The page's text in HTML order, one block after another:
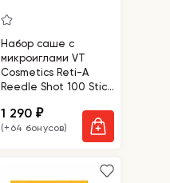
Набор саше с
микроиглами VT
Cosmetics Reti-A
Reedle Shot 100 Stick
1 290₽
(+64 бонусов)